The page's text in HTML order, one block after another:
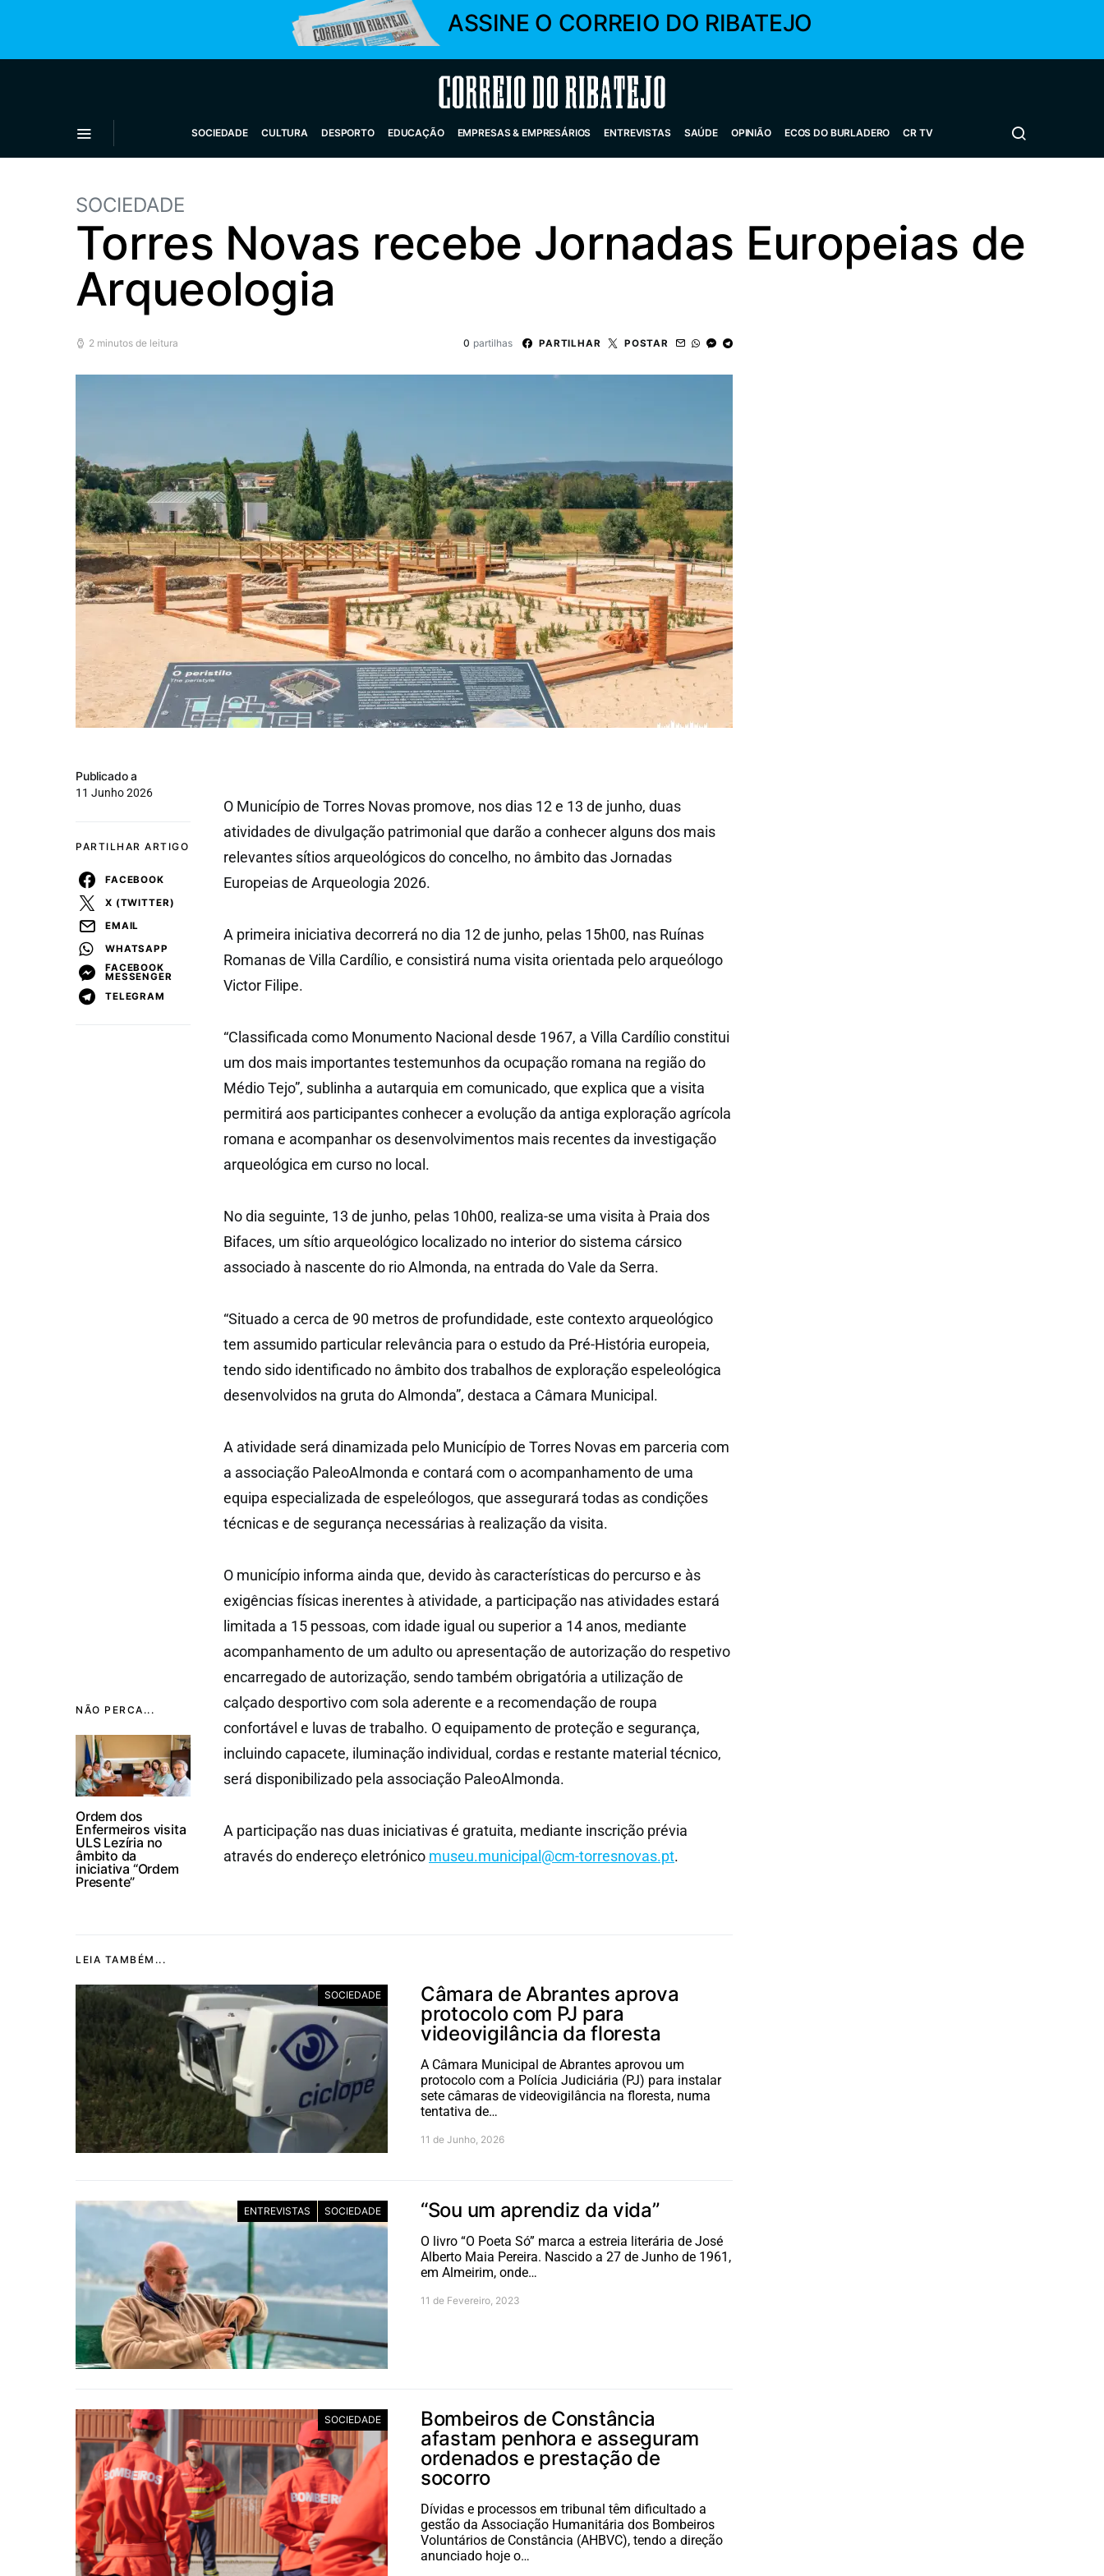
ASSINE O CORREIO DO RIBATEJO
Correio do Ribatejo
SOCIEDADE CULTURA DESPORTO EDUCAÇÃO EMPRESAS & EMPRESÁRIOS ENTREVISTAS SAÚDE OPINIÃO ECOS DO BURLADERO CR TV
SOCIEDADE
Torres Novas recebe Jornadas Europeias de
Arqueologia
2 minutos de leitura 0 partilhas PARTILHAR POSTAR
NÃO PERCA...
Ordem dos
Enfermeiros visita
ULS Lezíria no
âmbito da
iniciativa “Ordem
Presente”
Publicado a
11 Junho 2026
PARTILHAR ARTIGO
FACEBOOK
X (TWITTER)
EMAIL
WHATSAPP
FACEBOOK
MESSENGER
TELEGRAM
O Município de Torres Novas promove, nos dias 12 e 13 de junho, duas
atividades de divulgação patrimonial que darão a conhecer alguns dos mais
relevantes sítios arqueológicos do concelho, no âmbito das Jornadas
Europeias de Arqueologia 2026.
A primeira iniciativa decorrerá no dia 12 de junho, pelas 15h00, nas Ruínas
Romanas de Villa Cardílio, e consistirá numa visita orientada pelo arqueólogo
Victor Filipe.
“Classificada como Monumento Nacional desde 1967, a Villa Cardílio constitui
um dos mais importantes testemunhos da ocupação romana na região do
Médio Tejo”, sublinha a autarquia em comunicado, que explica que a visita
permitirá aos participantes conhecer a evolução da antiga exploração agrícola
romana e acompanhar os desenvolvimentos mais recentes da investigação
arqueológica em curso no local.
No dia seguinte, 13 de junho, pelas 10h00, realiza-se uma visita à Praia dos
Bifaces, um sítio arqueológico localizado no interior do sistema cársico
associado à nascente do rio Almonda, na entrada do Vale da Serra.
“Situado a cerca de 90 metros de profundidade, este contexto arqueológico
tem assumido particular relevância para o estudo da Pré-História europeia,
tendo sido identificado no âmbito dos trabalhos de exploração espeleológica
desenvolvidos na gruta do Almonda”, destaca a Câmara Municipal.
A atividade será dinamizada pelo Município de Torres Novas em parceria com
a associação PaleoAlmonda e contará com o acompanhamento de uma
equipa especializada de espeleólogos, que assegurará todas as condições
técnicas e de segurança necessárias à realização da visita.
O município informa ainda que, devido às características do percurso e às
exigências físicas inerentes à atividade, a participação nas atividades estará
limitada a 15 pessoas, com idade igual ou superior a 14 anos, mediante
acompanhamento de um adulto ou apresentação de autorização do respetivo
encarregado de autorização, sendo também obrigatória a utilização de
calçado desportivo com sola aderente e a recomendação de roupa
confortável e luvas de trabalho. O equipamento de proteção e segurança,
incluindo capacete, iluminação individual, cordas e restante material técnico,
será disponibilizado pela associação PaleoAlmonda.
A participação nas duas iniciativas é gratuita, mediante inscrição prévia
através do endereço eletrónico museu.municipal@cm-torresnovas.pt.
LEIA TAMBÉM...
SOCIEDADE
Câmara de Abrantes aprova
protocolo com PJ para
videovigilância da floresta
A Câmara Municipal de Abrantes aprovou um
protocolo com a Polícia Judiciária (PJ) para instalar
sete câmaras de videovigilância na floresta, numa
tentativa de…
11 de Junho, 2026
ENTREVISTAS SOCIEDADE “Sou um aprendiz da vida”
O livro “O Poeta Só” marca a estreia literária de José
Alberto Maia Pereira. Nascido a 27 de Junho de 1961,
em Almeirim, onde…
11 de Fevereiro, 2023
SOCIEDADE
Bombeiros de Constância
afastam penhora e asseguram
ordenados e prestação de
socorro
Dívidas e processos em tribunal têm dificultado a
gestão da Associação Humanitária dos Bombeiros
Voluntários de Constância (AHBVC), tendo a direção
anunciado hoje o…